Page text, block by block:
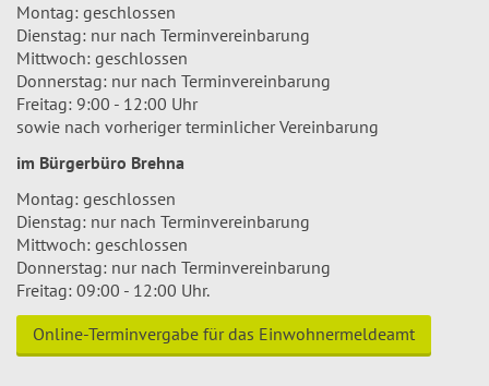
Montag: geschlossen
Dienstag: nur nach Terminvereinbarung
Mittwoch: geschlossen
Donnerstag: nur nach Terminvereinbarung
Freitag: 9:00 - 12:00 Uhr
sowie nach vorheriger terminlicher Vereinbarung
im Bürgerbüro Brehna
Montag: geschlossen
Dienstag: nur nach Terminvereinbarung
Mittwoch: geschlossen
Donnerstag: nur nach Terminvereinbarung
Freitag: 09:00 - 12:00 Uhr.
Online-Terminvergabe für das Einwohnermeldeamt